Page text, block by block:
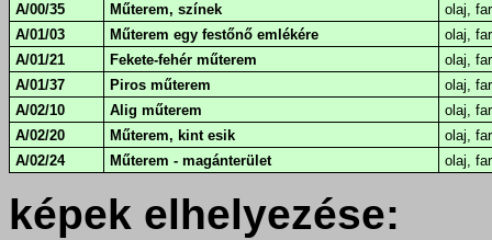
A/00/35
Műterem, színek
olaj,
A/01/03
Műterem egy festőnő emlékére
olaj,
A/01/21
Fekete-fehér műterem
olaj,
A/01/37
Piros műterem
olaj,
A/02/10
Alig műterem
olaj,
A/02/20
Műterem, kint esik
olaj,
A/02/24
Műterem - magánterület olaj,
képek elhelyezése: